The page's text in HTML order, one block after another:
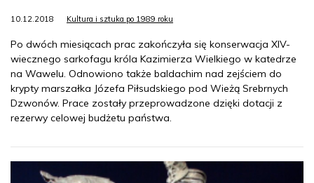
10.12.2018 Kultura i sztuka po 1989 roku
Po dwóch miesiącach prac zakończyła się konserwacja XIV-
wiecznego sarkofagu króla Kazimierza Wielkiego w katedrze
na Wawelu. Odnowiono także baldachim nad zejściem do
krypty marszałka Józefa Piłsudskiego pod Wieżą Srebrnych
Dzwonów. Prace zostały przeprowadzone dzięki dotacji z
rezerwy celowej budżetu państwa.